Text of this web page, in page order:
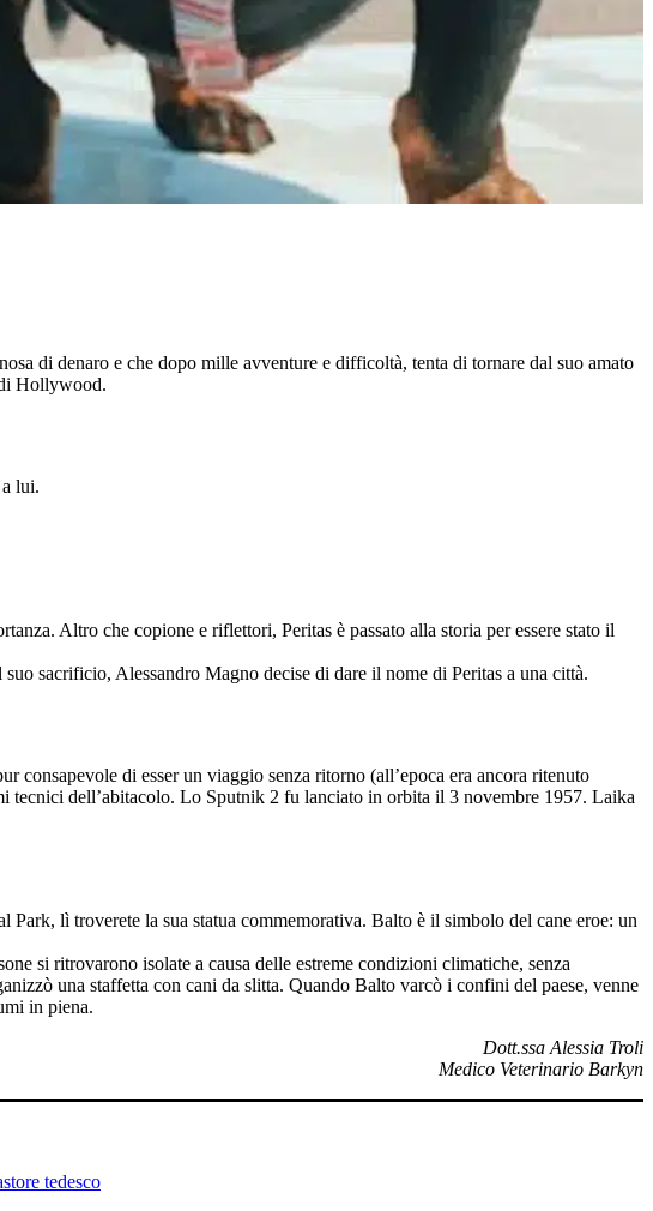
di denaro e che dopo mille avventure e difficoltà, tenta di tornare dal suo amato
Hollywood.
lui.
Altro che copione e riflettori, Peritas è passato alla storia per essere stato il
sacrificio, Alessandro Magno decise di dare il nome di Peritas a una città.
consapevole di esser un viaggio senza ritorno (all’epoca era ancora ritenuto
tecnici dell’abitacolo. Lo Sputnik 2 fu lanciato in orbita il 3 novembre 1957. Laika
lì troverete la sua statua commemorativa. Balto è il simbolo del cane eroe: un
si ritrovarono isolate a causa delle estreme condizioni climatiche, senza
una staffetta con cani da slitta. Quando Balto varcò i confini del paese, venne
in piena.
Dott.ssa Alessia Troli
Medico Veterinario Barkyn
tedesco